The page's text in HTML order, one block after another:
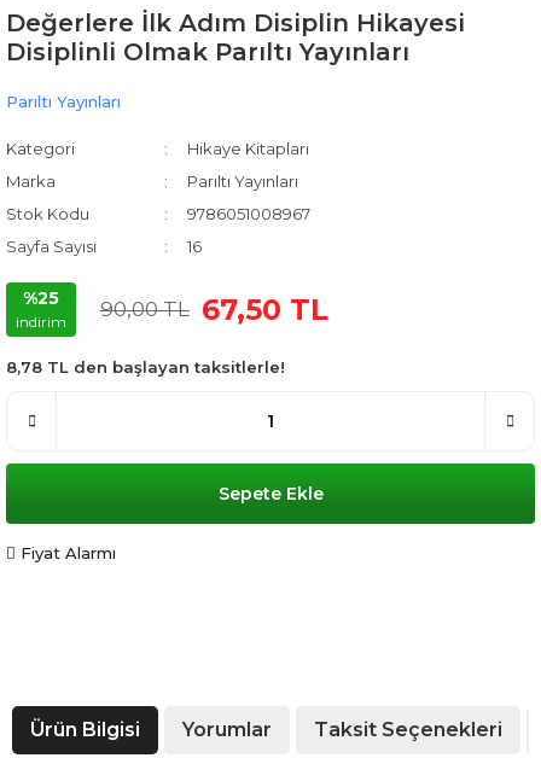
Değerlere İlk Adım Disiplin Hikayesi
Disiplinli Olmak Parıltı Yayınları
Parıltı Yayınları
Kategori
Hikaye Kitapları
Marka
Parıltı Yayınları
Stok Kodu
9786051008967
Sayfa Sayısı
16
%25
indirim
90,00 TL 67,50 TL
8,78 TL den başlayan taksitlerle!
Sepete Ekle
Fiyat Alarmı
Ürün Bilgisi Yorumlar Taksit Seçenekleri